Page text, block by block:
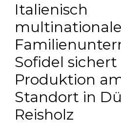
Italienisch
Sofidel sichert
Produktion
Standort in
Reisholz